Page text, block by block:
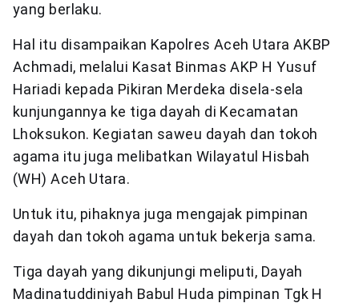
yang berlaku.
Hal itu disampaikan Kapolres Aceh Utara AKBP
Achmadi, melalui Kasat Binmas AKP H Yusuf
Hariadi kepada Pikiran Merdeka disela-sela
kunjungannya ke tiga dayah di Kecamatan
Lhoksukon. Kegiatan saweu dayah dan tokoh
agama itu juga melibatkan Wilayatul Hisbah
(WH) Aceh Utara.
Untuk itu, pihaknya juga mengajak pimpinan
dayah dan tokoh agama untuk bekerja sama.
Tiga dayah yang dikunjungi meliputi, Dayah
Madinatuddiniyah Babul Huda pimpinan Tgk H